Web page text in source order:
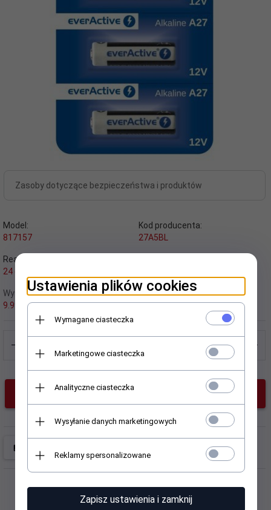
Zasoby dotyczące bezpieczeństwa i produktów
Model:
817157
Kod producenta:
27A5BL
Realizacja zamówienia:
24 godzin
Wysyłka od:
9.99 PLN
Producent:
everactive
KUP TERAZ!
Ustawienia plików cookies
Wymagane ciasteczka
Marketingowe ciasteczka
Analityczne ciasteczka
Wysyłanie danych marketingowych
Reklamy spersonalizowane
Zapisz ustawienia i zamknij